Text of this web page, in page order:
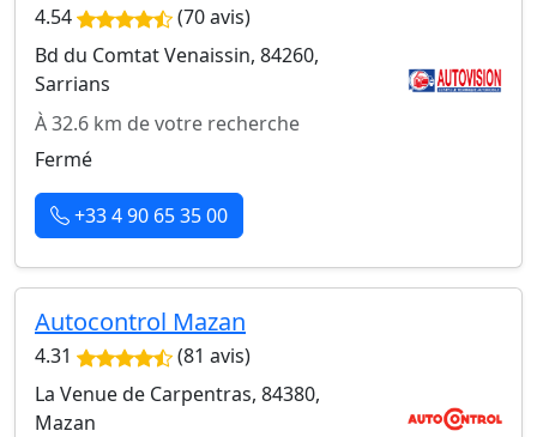
4.54
(70 avis)
Bd du Comtat Venaissin, 84260,
Sarrians
À 32.6 km de votre recherche
Fermé
+33 4 90 65 35 00
Autocontrol Mazan
4.31
(81 avis)
La Venue de Carpentras, 84380,
Mazan